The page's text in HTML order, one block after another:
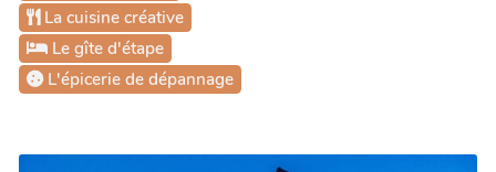
La cuisine créative
Le gîte d'étape
L'épicerie de dépannage